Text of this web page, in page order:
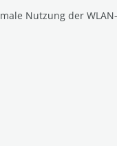
Nutzung der